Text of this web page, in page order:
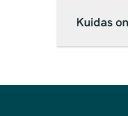
Kuidas